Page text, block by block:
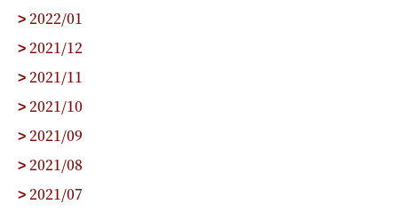
> 2022/01
> 2021/12
> 2021/11
> 2021/10
> 2021/09
> 2021/08
> 2021/07